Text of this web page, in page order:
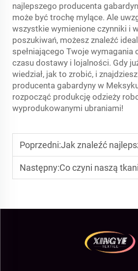
najlepszego producenta
może być trochę mylące. Ale
wszystkie wymienione czynniki i
poszukiwań, możesz znaleźć
spełniającego Twoje wymagania
czasu dostawy i lojalności. Gdy
wiedział, jak to zrobić, i
producenta gabardyny w
rozpocząć produkcję odzieży
wyprodukowanymi ubraniami!
Poprzedni:Jak znaleźć najlepszą
Następny:Co czyni naszą tkaninę poliestrową